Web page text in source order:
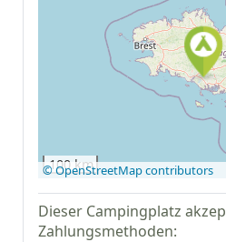
Auf
anzeigen
100 km
© OpenStreetMap contributors
Dieser Campingplatz
Zahlungsmethoden: